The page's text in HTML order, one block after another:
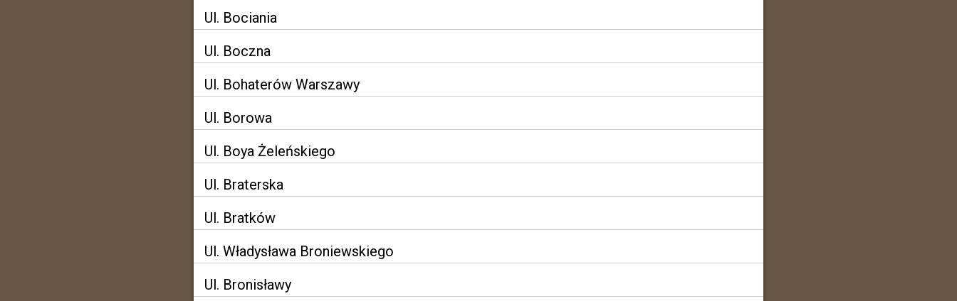
Ul. Bociania
Ul. Boczna
Ul. Bohaterów Warszawy
Ul. Borowa
Ul. Boya Żeleńskiego
Ul. Braterska
Ul. Bratków
Ul. Władysława Broniewskiego
Ul. Bronisławy